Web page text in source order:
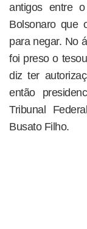
antigos entre
Bolsonaro que
para negar. No
foi preso o
diz ter
então
Tribunal
Busato Filho.